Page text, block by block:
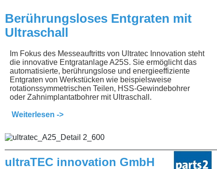
Berührungsloses Entgraten mit
Ultraschall
Im Fokus des Messeauftritts von Ultratec Innovation steht
die innovative Entgratanlage A25S. Sie ermöglicht das
automatisierte, berührungslose und energieeffiziente
Entgraten von Werkstücken wie beispielsweise
rotationssymmetrischen Teilen, HSS-Gewindebohrer
oder Zahnimplantatbohrer mit Ultraschall.
Weiterlesen ->
ultraTEC innovation GmbH